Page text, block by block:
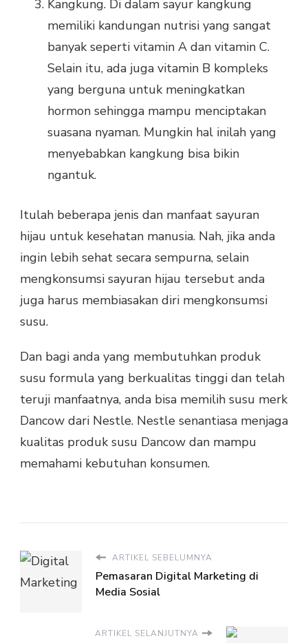
Kangkung. Di dalam sayur kangkung
memiliki kandungan nutrisi yang sangat
banyak seperti vitamin A dan vitamin C.
Selain itu, ada juga vitamin B kompleks
yang berguna untuk meningkatkan
hormon sehingga mampu menciptakan
suasana nyaman. Mungkin hal inilah yang
menyebabkan kangkung bisa bikin
ngantuk.
Itulah beberapa jenis dan manfaat sayuran
hijau untuk kesehatan manusia. Nah, jika anda
ingin lebih sehat secara sempurna, selain
mengkonsumsi sayuran hijau tersebut anda
juga harus membiasakan diri mengkonsumsi
susu.
Dan bagi anda yang membutuhkan produk
susu formula yang berkualitas tinggi dan telah
teruji manfaatnya, anda bisa memilih susu merk
Dancow dari Nestle. Nestle senantiasa menjaga
kualitas produk susu Dancow dan mampu
memahami kebutuhan konsumen.
ARTIKEL SEBELUMNYA
Pemasaran Digital Marketing di
Media Sosial
ARTIKEL SELANJUTNYA